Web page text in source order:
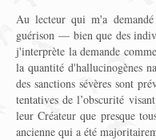
Au lecteur qui m'a
guérison — bien que des
j'interprète la demande
la quantité d'hallucinogènes
des sanctions sévères sont
tentatives de l’obscurité
leur Créateur que presque
ancienne qui a été